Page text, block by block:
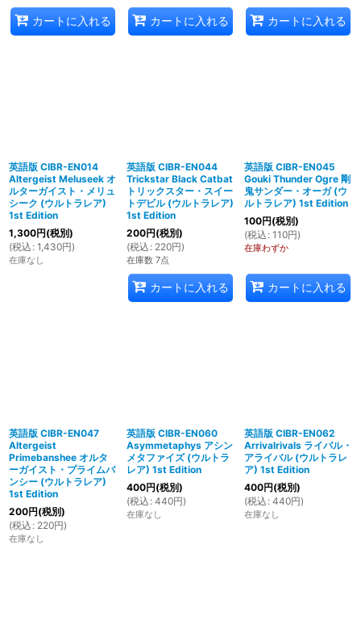
カートに入れる カートに入れる カートに入れる
英語版 CIBR-EN014
Altergeist Meluseek オ
ルターガイスト・メリュ
シーク (ウルトラレア)
1st Edition
1,300円(税別)
(税込 : 1,430円)
在庫なし
英語版 CIBR-EN044
Trickstar Black Catbat
トリックスター・スイー
トデビル (ウルトラレア)
1st Edition
200円(税別)
(税込 : 220円)
在庫数 7点
カートに入れる
英語版 CIBR-EN045
Gouki Thunder Ogre 剛
鬼サンダー・オーガ (ウ
ルトラレア) 1st Edition
100円(税別)
(税込 : 110円)
在庫わずか
カートに入れる
英語版 CIBR-EN047
Altergeist
Primebanshee オルタ
ーガイスト・プライムバ
ンシー (ウルトラレア)
1st Edition
200円(税別)
(税込 : 220円)
在庫なし
英語版 CIBR-EN060
Asymmetaphys アシン
メタファイズ (ウルトラ
レア) 1st Edition
400円(税別)
(税込 : 440円)
在庫なし
英語版 CIBR-EN062
Arrivalrivals ライバル・
アライバル (ウルトラレ
ア) 1st Edition
400円(税別)
(税込 : 440円)
在庫なし